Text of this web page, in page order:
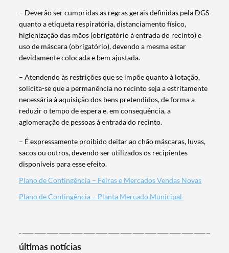
Termo de Pesquisa
Categorias gerais
Filtros
– Deverão ser cumpridas as regras gerais definidas pela DGS
quanto a etiqueta respiratória, distanciamento físico,
higienização das mãos (obrigatório à entrada do recinto) e
uso de máscara (obrigatório), devendo a mesma estar
devidamente colocada e bem ajustada.
– Atendendo às restrições que se impõe quanto à lotação,
solicita-se que a permanência no recinto seja a estritamente
necessária à aquisição dos bens pretendidos, de forma a
reduzir o tempo de espera e, em consequência, a
aglomeração de pessoas à entrada do recinto.
– É expressamente proibido deitar ao chão máscaras, luvas,
sacos ou outros, devendo ser utilizados os recipientes
disponíveis para esse efeito.
Plano de Contingência – Feiras e Mercados Vendas Novas
Plano de Contingência – Planta Mercado Municipal
últimas notícias